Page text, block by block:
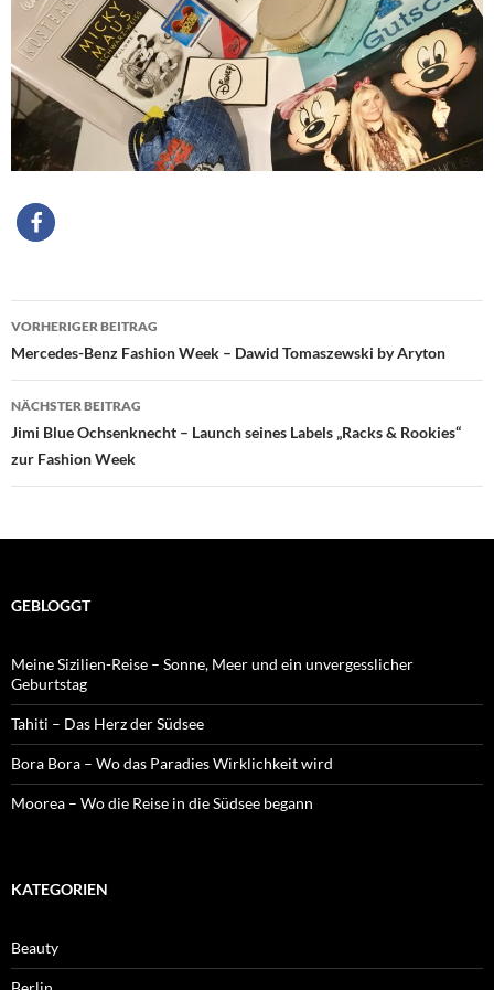
Beitragsnavigation
VORHERIGER BEITRAG
Mercedes-Benz Fashion Week – Dawid Tomaszewski by Aryton
NÄCHSTER BEITRAG
Jimi Blue Ochsenknecht – Launch seines Labels „Racks & Rookies“
zur Fashion Week
GEBLOGGT
Meine Sizilien-Reise – Sonne, Meer und ein unvergesslicher
Geburtstag
Tahiti – Das Herz der Südsee
Bora Bora – Wo das Paradies Wirklichkeit wird
Moorea – Wo die Reise in die Südsee begann
KATEGORIEN
Beauty